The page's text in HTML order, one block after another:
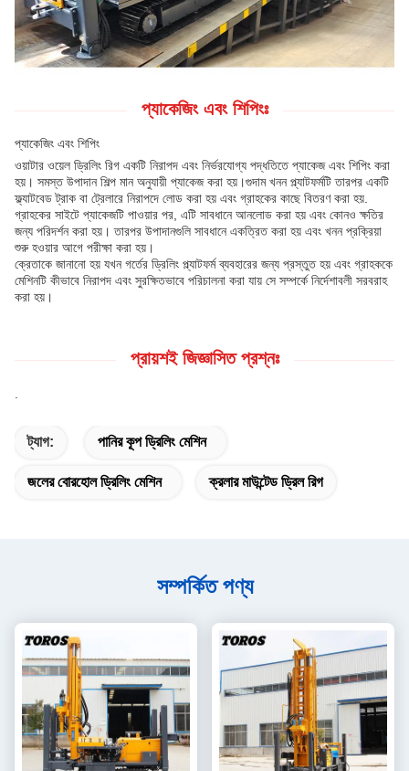
প্যাকেজিং এবং শিপিংঃ
প্যাকেজিং এবং শিপিং
ওয়াটার ওয়েল ড্রিলিং রিগ একটি নিরাপদ এবং নির্ভরযোগ্য পদ্ধতিতে প্যাকেজ এবং শিপিং করা
হয়। সমস্ত উপাদান শিল্প মান অনুযায়ী প্যাকেজ করা হয়।গুদাম খনন প্ল্যাটফর্মটি তারপর একটি
ফ্ল্যাটবেড ট্রাক বা ট্রেলারে নিরাপদে লোড করা হয় এবং গ্রাহকের কাছে বিতরণ করা হয়.
গ্রাহকের সাইটে প্যাকেজটি পাওয়ার পর, এটি সাবধানে আনলোড করা হয় এবং কোনও ক্ষতির
জন্য পরিদর্শন করা হয়। তারপর উপাদানগুলি সাবধানে একত্রিত করা হয় এবং খনন প্রক্রিয়া
শুরু হওয়ার আগে পরীক্ষা করা হয়।
ক্রেতাকে জানানো হয় যখন গর্তের ড্রিলিং প্ল্যাটফর্ম ব্যবহারের জন্য প্রস্তুত হয় এবং গ্রাহককে
মেশিনটি কীভাবে নিরাপদ এবং সুরক্ষিতভাবে পরিচালনা করা যায় সে সম্পর্কে নির্দেশাবলী সরবরাহ
করা হয়।
প্রায়শই জিজ্ঞাসিত প্রশ্নঃ
ট্যাগ: পানির কূপ ড্রিলিং মেশিন
জলের বোরহোল ড্রিলিং মেশিন ক্রলার মাউন্টেড ড্রিল রিগ
সম্পর্কিত পণ্য